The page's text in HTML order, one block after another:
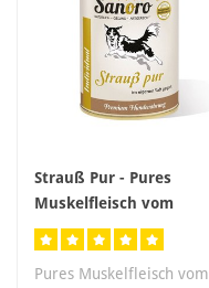
Strauß Pur - Pures
Muskelfleisch vom
Strauß
Pures Muskelfleisch vom